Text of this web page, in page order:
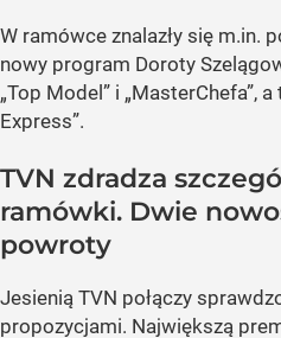
W ramówce znalazły się m.in.
nowy program Doroty
„Top Model” i „MasterChefa”,
Express”.
TVN zdradza
ramówki. Dwie
powroty
Jesienią TVN połączy
propozycjami. Największą